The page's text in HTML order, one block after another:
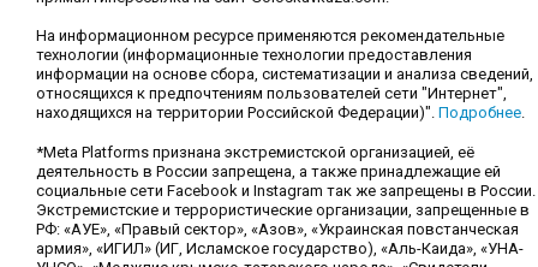
На информационном ресурсе применяются рекомендательные
технологии (информационные технологии предоставления
информации на основе сбора, систематизации и анализа сведений,
относящихся к предпочтениям пользователей сети "Интернет",
находящихся на территории Российской Федерации)". Подробнее
*Meta Platforms признана экстремистской организацией, её
деятельность в России запрещена, а также принадлежащие ей
социальные сети Facebook и Instagram так же запрещены в России.
Экстремистские и террористические организации, запрещенные в
РФ: «АУЕ», «Правый сектор», «Азов», «Украинская повстанческая
армия», «ИГИЛ» (ИГ, Исламское государство), «Аль-Каида», «УНА-